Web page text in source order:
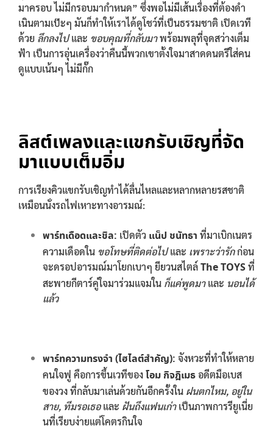
มาครอบ ไม่มีกรอบมากำหนด” ซึ่งพอไม่มีเส้นเรื่องที่ต้องดำ
เนินตามเป๊ะๆ มันก็ทำให้เราได้ดูโชว์ที่เป็นธรรมชาติ เปิดเวที
ด้วย ลึกลงไปและ ขอบคุณที่กลับมาพร้อมพลุที่จุดสว่างเต็ม
ฟ้า เป็นการอุ่นเครื่องว่าคืนนี้พวกเขาตั้งใจมาสาดดนตรีใส่คน
ดูแบบเน้นๆ ไม่มีกั๊ก
ลิสต์เพลงและแขกรับเชิญที่จัด
มาแบบเต็มอิ่ม
การเรียงคิวแขกรับเชิญทำได้ลื่นไหลและหลากหลายรสชาติ
เหมือนนั่งรถไฟเหาะทางอารมณ์:
พาร์ทเดือดและชิล: เปิดตัว แน็ป ชนัทธา ที่มาเบิกเนตร
ความเดือดใน ขอโทษที่ติดต่อไปและ เพราะว่ารักก่อน
จะดรอปอารมณ์มาโยกเบาๆ ยียวนสไตล์The TOYSที่
สะพายกีตาร์คู่ใจมาร่วมแจมใน ก็แค่พูดมาและ นอนได้
แล้ว
พาร์ทความทรงจำ (ไฮไลต์สำคัญ): จังหวะที่ทำให้หลาย
คนใจฟู คือการขึ้นเวทีของโอม กิจฎิเมธอดีตมือเบส
ของวง ที่กลับมาเล่นด้วยกันอีกครั้งใน ฝนตกไหม, อยู่ใน
สาย, ทีมรอเธอและ ฝันถึงแฟนเก่าเป็นภาพการรียูเนี่ย
นที่เรียบง่ายแต่โคตรกินใจ